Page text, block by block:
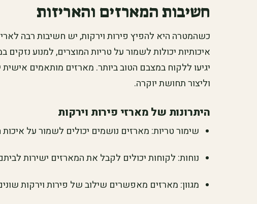
חשיבות המארזים והאריזות
כשהמטרה היא להפיץ פירות וירקות, יש חשיבות רבה
איכותיות יכולות לשמור על טריות המוצרים, למנוע
יגיעו ללקוח במצבם הטוב ביותר. מארזים מותאמים
וליצור תחושת יוקרה.
היתרונות של מארזי פירות וירקות
שימור טריות: מארזים נושמים יכולים לשמור על איכות
נוחות: לקוחות יכולים לקבל את המארזים ישירות
מגוון: מארזים מאפשרים שילוב של פירות וירקות